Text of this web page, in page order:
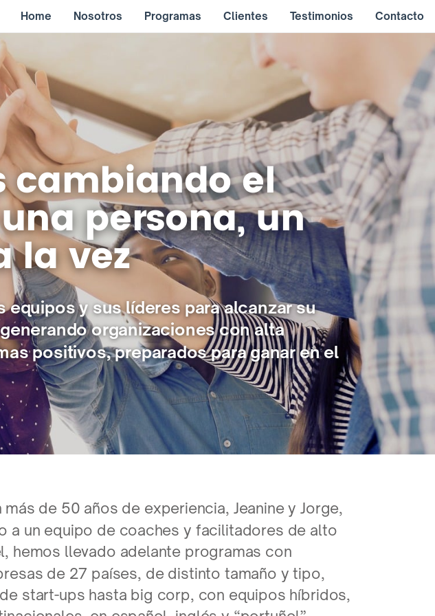
Home Nosotros Programas Clientes Testimonios Contacto
cambiando el
persona, un
la vez
equipos y sus líderes para alcanzar su
organizaciones con alta
positivos, preparados para ganar en el
más de 50 años de experiencia, Jeanine y Jorge,
a un equipo de coaches y facilitadores de alto
hemos llevado adelante programas con
de 27 países, de distinto tamaño y tipo,
start-ups hasta big corp, con equipos híbridos,